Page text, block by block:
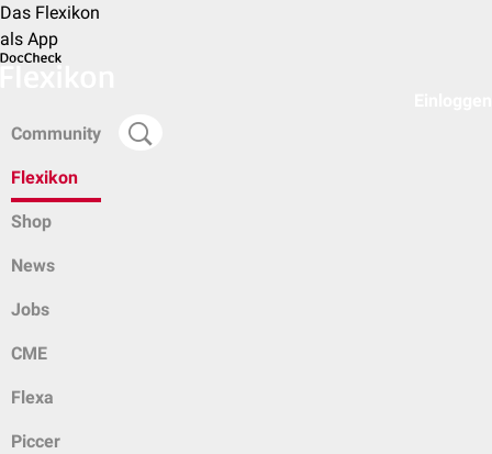
Das Flexikon
als App
Community
Flexikon
Shop
News
Jobs
CME
Flexa
Piccer